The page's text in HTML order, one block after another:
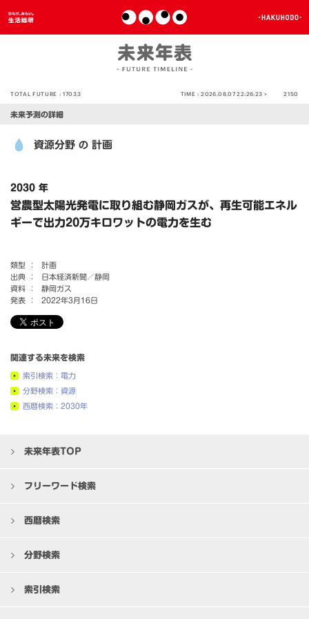
TOTAL FUTURE :17033 TIME :2026.08.07 22:26:23 > 2150
未来予測の詳細
資源分野 の 計画
2030 年
営農型太陽光発電に取り組む静岡ガスが、再生可能エネル
ギーで出力20万キロワットの電力を生む
類型 ：
計画
出典 ：
日本経済新聞／静岡
資料 ：
静岡ガス
発表 ：
2022年3月16日
関連する未来を検索
索引検索：電力
分野検索：資源
西暦検索：2030年
未来年表TOP
フリーワード検索
西暦検索
分野検索
索引検索